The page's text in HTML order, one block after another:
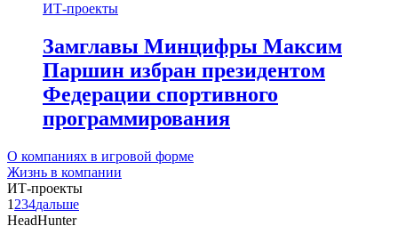
ИТ-проекты
Замглавы Минцифры Максим
Паршин избран президентом
Федерации спортивного
программирования
О компаниях в игровой форме
Жизнь в компании
ИТ-проекты
1 234дальше
HeadHunter